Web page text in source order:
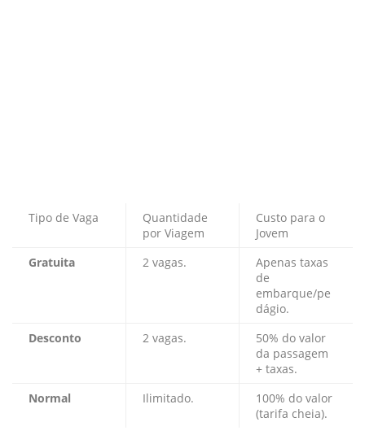
Tipo de Vaga
Quantidade
por Viagem
Custo para o
Jovem
Gratuita
2 vagas.
Apenas taxas
de
embarque/pe
dágio.
Desconto
2 vagas.
50% do valor
da passagem
+ taxas.
Normal
Ilimitado.
100% do valor
(tarifa cheia).